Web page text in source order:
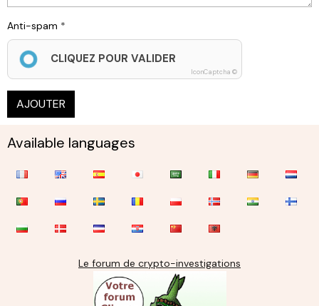
Anti-spam
CLIQUEZ POUR VALIDER
IconCaptcha ©
AJOUTER
Available languages
Le forum de crypto-investigations